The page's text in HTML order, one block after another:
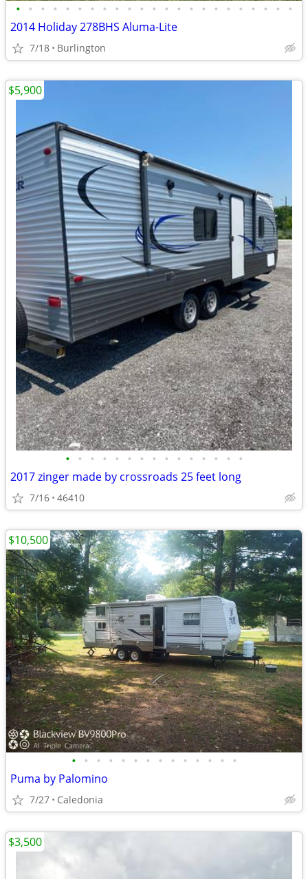
• • • • • • • • • • • • • • • • • • • • • • •
2014 Holiday 278BHS Aluma-Lite
7/18 Burlington
• • • • • • • • • • • • • • •
2017 zinger made by crossroads 25 feet long
7/16 46410
$5,900
• • • • • • • • • • • • • •
Puma by Palomino
7/27 Caledonia
$10,500
$3,500